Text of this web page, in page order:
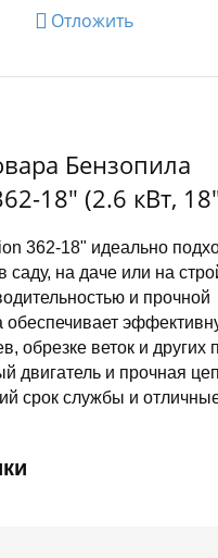
Отложить
Бензопила
18" (2.6 кВт,
362-18" идеально
саду, на даче или на
и прочной
обеспечивает
обрезке веток и других
двигатель и прочная
срок службы и